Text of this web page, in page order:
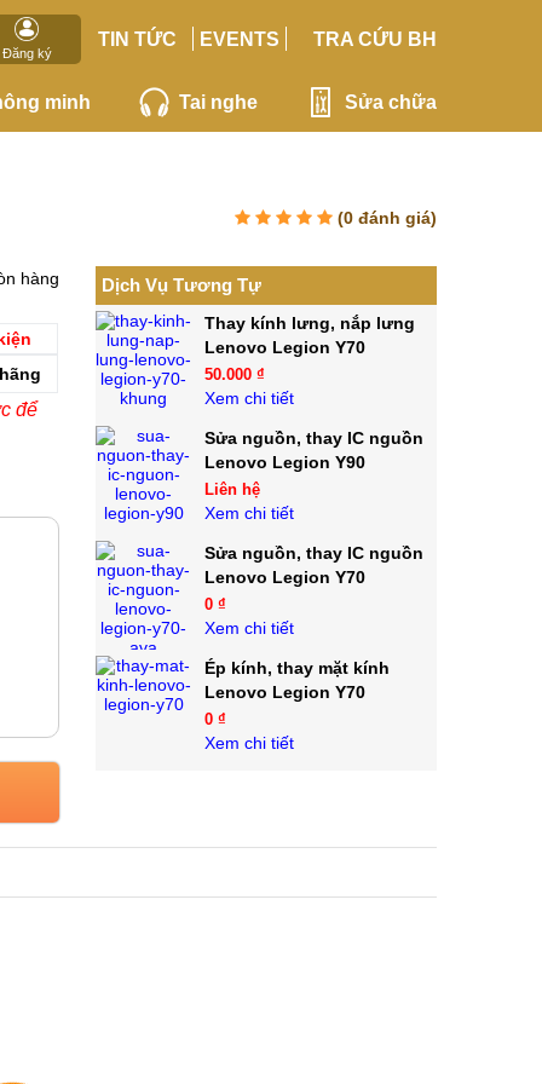
Đăng ký
TIN TỨC EVENTS TRA CỨU BH
minh Tai nghe Sửa chữa
(0 đánh giá)
hàng
để
Dịch Vụ Tương Tự
Thay kính lưng, nắp lưng
Lenovo Legion Y70
50.000 ₫
Xem chi tiết
Sửa nguồn, thay IC nguồn
Lenovo Legion Y90
Liên hệ
Xem chi tiết
Sửa nguồn, thay IC nguồn
Lenovo Legion Y70
0 ₫
Xem chi tiết
Ép kính, thay mặt kính
Lenovo Legion Y70
0 ₫
Xem chi tiết